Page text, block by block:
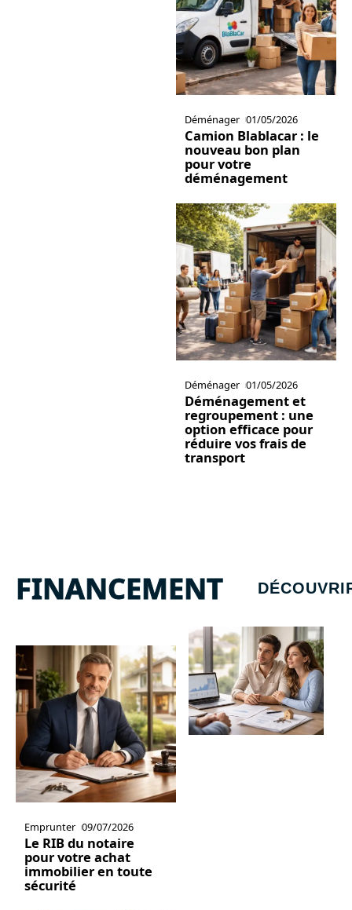
Déménager 01/05/2026
Camion Blablacar : le
nouveau bon plan
pour votre
déménagement
Déménager 01/05/2026
Déménagement et
regroupement : une
option efficace pour
réduire vos frais de
transport
FINANCEMENT
Emprunter 09/07/2026
Le RIB du notaire
pour votre achat
immobilier en toute
sécurité